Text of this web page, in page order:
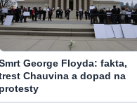
George Floyda: fakta,
Chauvina a dopad na
protesty